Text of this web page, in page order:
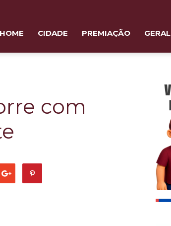
HOME CIDADE PREMIAÇÃO GERAL
com